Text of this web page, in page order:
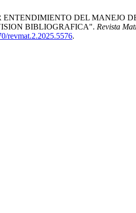
ENTENDIMIENTO DEL MANEJO
BIBLIOGRAFICA". Revista
revmat.2.2025.5576.